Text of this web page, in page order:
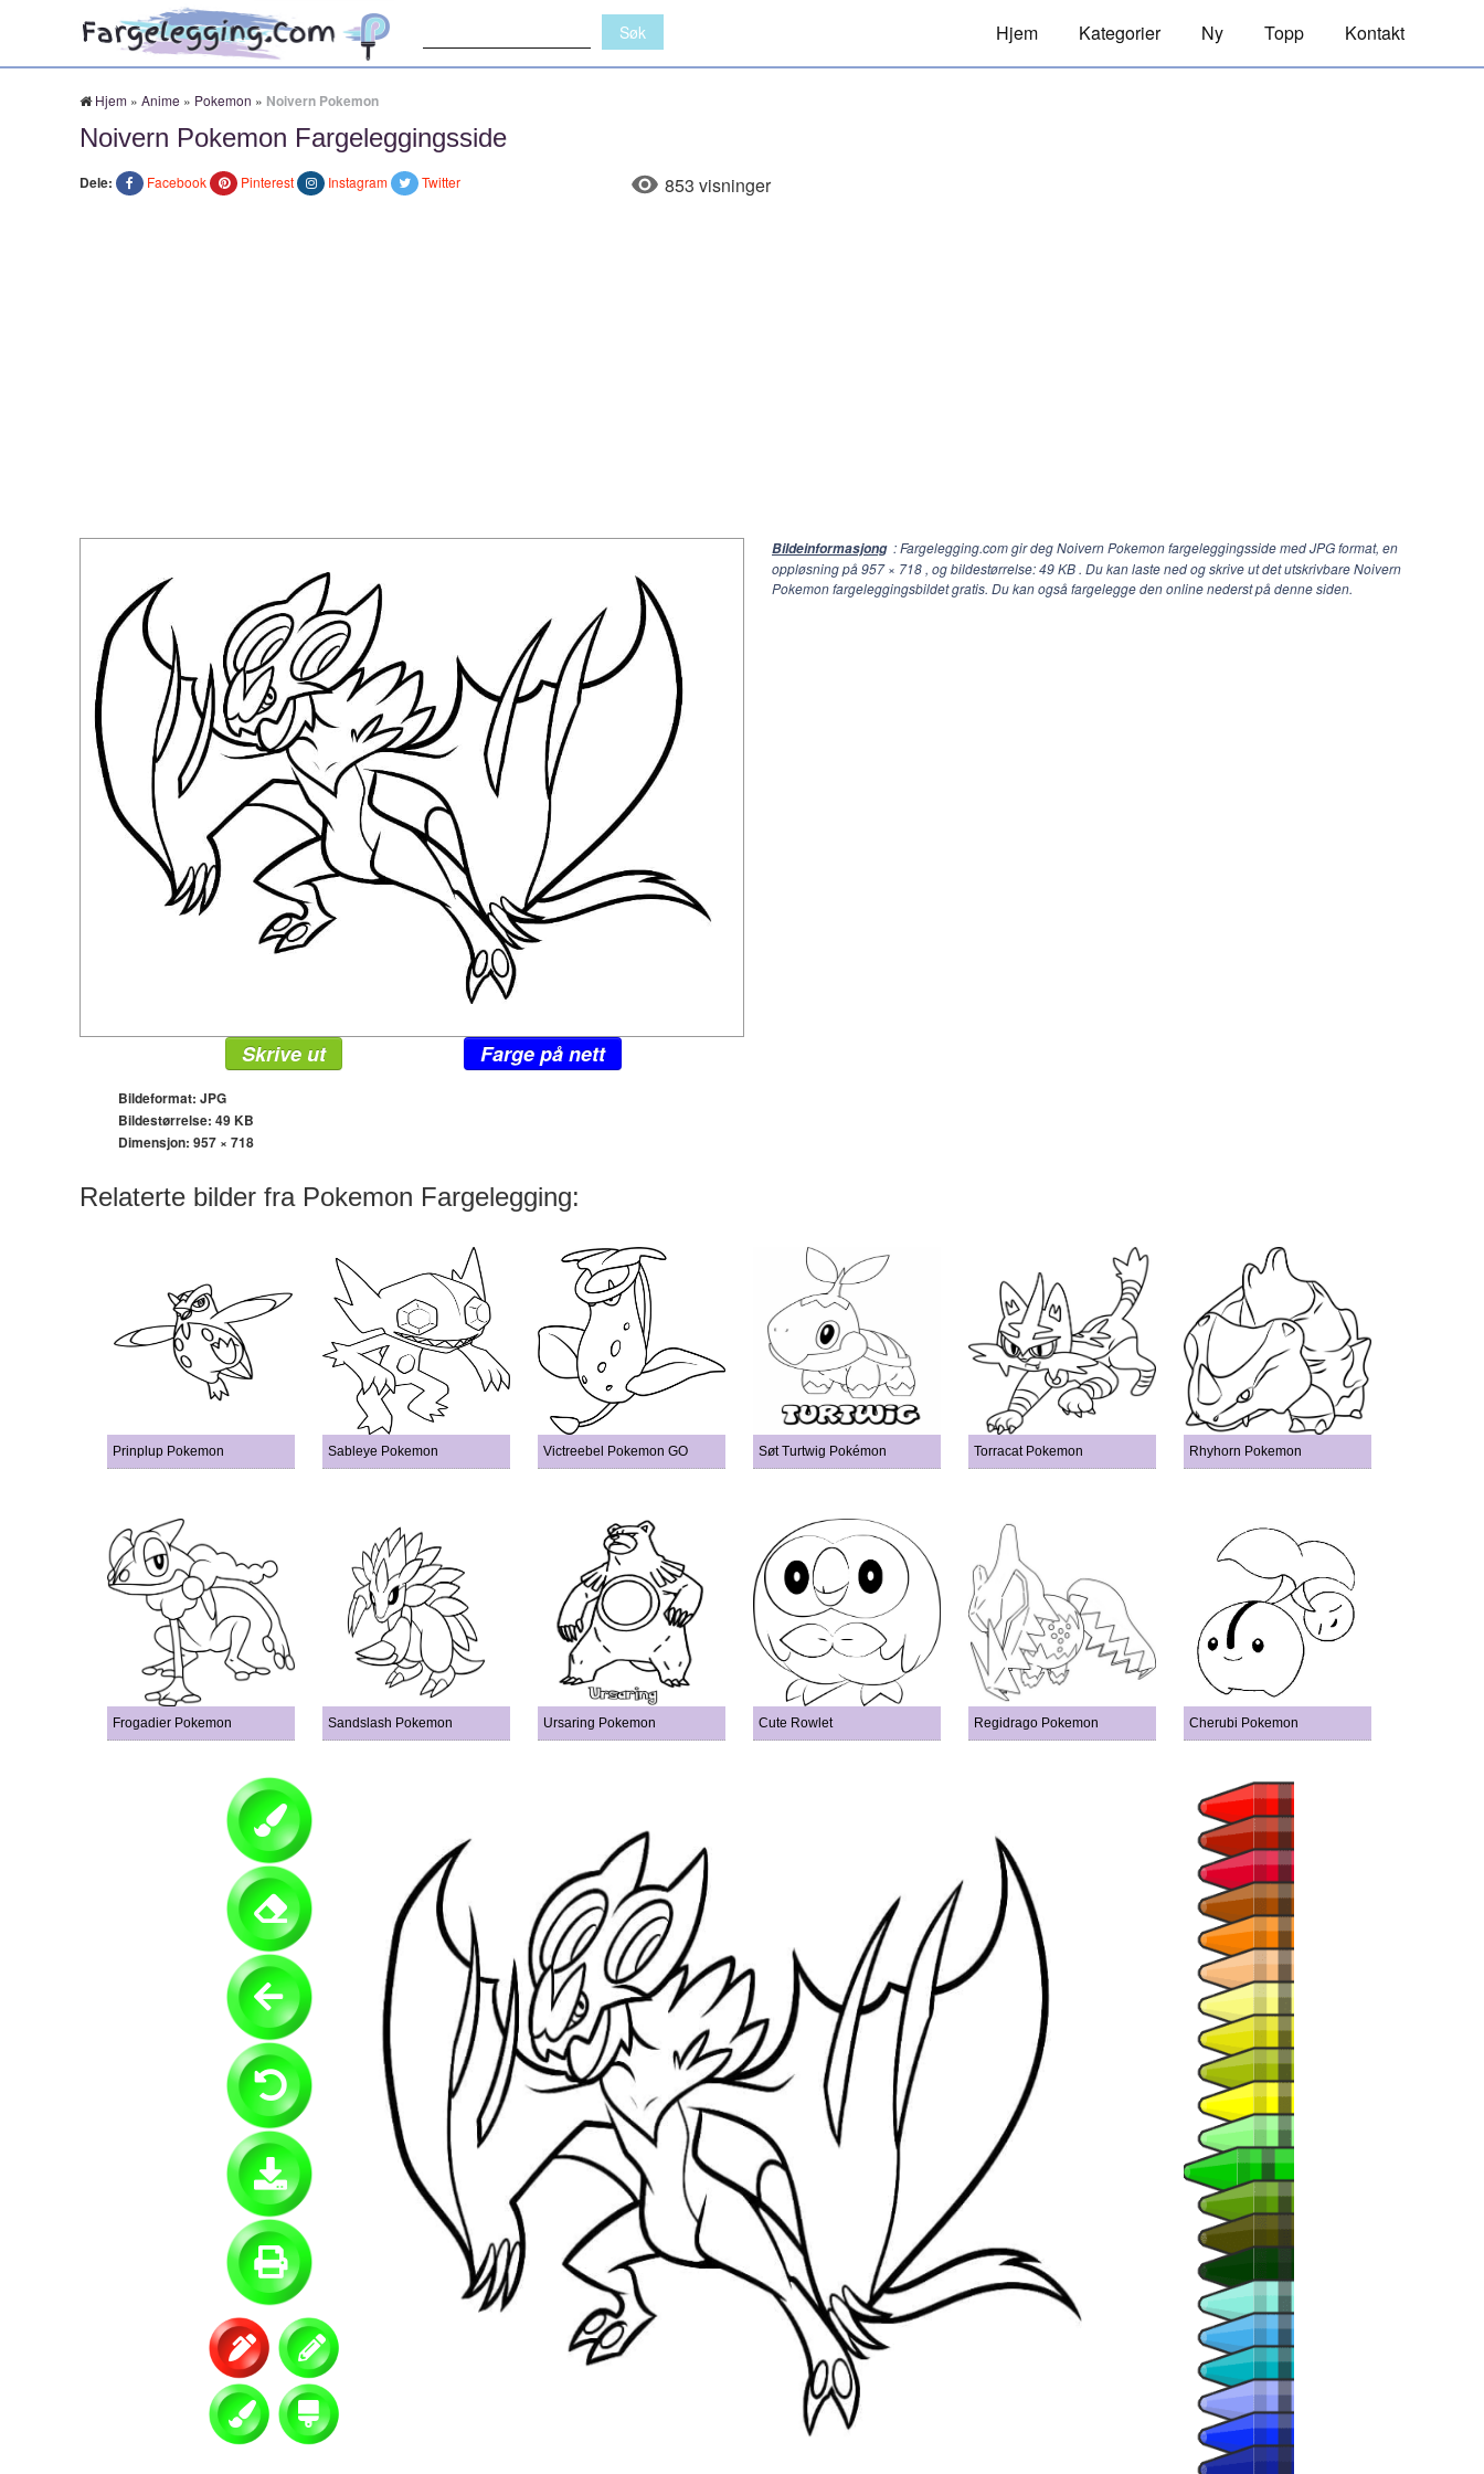
Hjem Kategorier Ny Topp Kontakt
Hjem » Anime » Pokemon » Noivern Pokemon
Noivern Pokemon Fargeleggingsside
Dele: Facebook Pinterest Instagram Twitter 853 visninger
Bildeinformasjong : Fargelegging.com gir deg Noivern Pokemon fargeleggingsside med JPG format, en
oppløsning på957 × 718 , og bildestørrelse: 49 KB . Du kan laste ned og skrive ut det utskrivbare Noivern
Pokemon fargeleggingsbildet gratis. Du kan også fargelegge den online nederst på denne siden.
Skrive ut Farge på nett
Bildeformat: JPG
Bildestørrelse: 49 KB
Dimensjon: 957 × 718
Relaterte bilder fra Pokemon Fargelegging:
Prinplup Pokemon Sableye Pokemon Victreebel Pokemon GO Søt Turtwig Pokémon Torracat Pokemon Rhyhorn Pokemon
Frogadier Pokemon Sandslash Pokemon Ursaring Pokemon Cute Rowlet Regidrago Pokemon Cherubi Pokemon